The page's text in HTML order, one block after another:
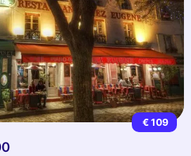
€ 109